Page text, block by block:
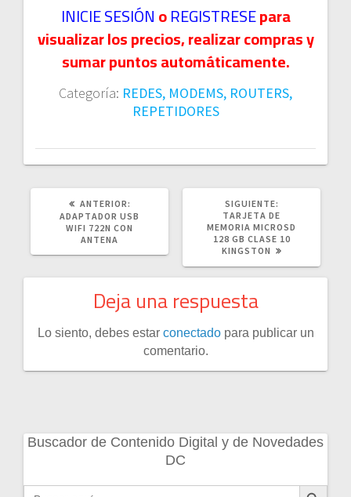
INICIE SESIÓNoREGISTRESEpara
visualizar los precios, realizar compras y
sumar puntos automáticamente.
Categoría: REDES, MODEMS, ROUTERS,
REPETIDORES
ANTERIOR:
ANTERIOR:
ADAPTADOR USB
WIFI 722N CON
ANTENA
SIGUIENTE:
POST:
TARJETA DE
MEMORIA MICROSD
128 GB CLASE 10
KINGSTON
Deja una respuesta
Lo siento, debes estar conectadopara publicar un
comentario.
Buscador de Contenido Digital y de Novedades
DC
Buscar: Botón de búsqueda